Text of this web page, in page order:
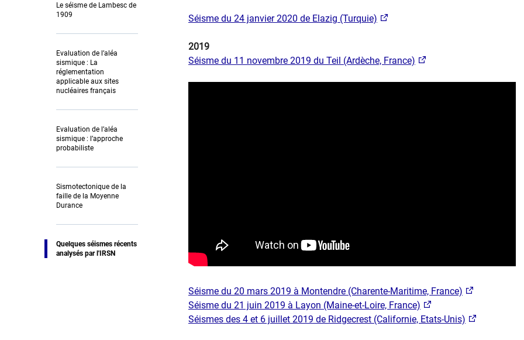
Le séisme de Lambesc de
1909
Evaluation de l’aléa
sismique : La
réglementation
applicable aux sites
nucléaires français
Evaluation de l’aléa
sismique : l’approche
probabiliste
Sismotectonique de la
faille de la Moyenne
Durance
Quelques séismes récents
analysés par l'IRSN
Séisme du 24 janvier 2020 de Elazig (Turquie)
2019
Séisme du 11 novembre 2019 du Teil (Ardèche, France)
Séisme du 20 mars 2019 à Montendre (Charente-Maritime, France)
Séisme du 21 juin 2019 à Layon (Maine-et-Loire, France)
Séismes des 4 et 6 juillet 2019 de Ridgecrest (Californie, Etats-Unis)